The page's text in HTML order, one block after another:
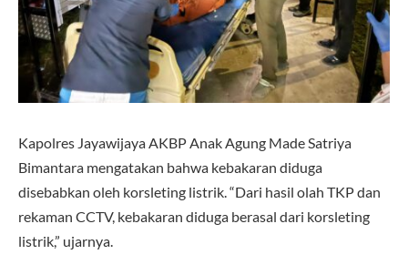
Kapolres Jayawijaya AKBP Anak Agung Made Satriya
Bimantara mengatakan bahwa kebakaran diduga
disebabkan oleh korsleting listrik. “Dari hasil olah TKP dan
rekaman CCTV, kebakaran diduga berasal dari korsleting
listrik,” ujarnya.